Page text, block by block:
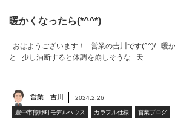
暖かくなったら(*^^*)
おはようございます！ 営業の吉川です(^^)/ 暖
と 少し油断すると体調を崩しそうな 天･･･
営業 吉川 2024.2.26
豊中市熊野町モデルハウス カラフル仕様 営業ブログ